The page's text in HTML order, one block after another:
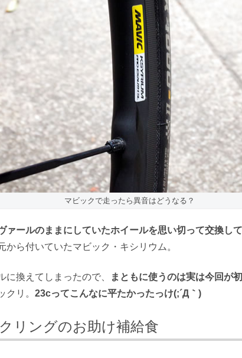
マビックで走ったら異音はどうなる？
ァールのままにしていたホイールを思い切って交換し
から付いていたマビック・キシリウム。
換えてしまったので、 まともに使うのは実は今回が
クリ。 23cってこんなに平たかったっけ(;´Д｀)
リングのお助け補給食